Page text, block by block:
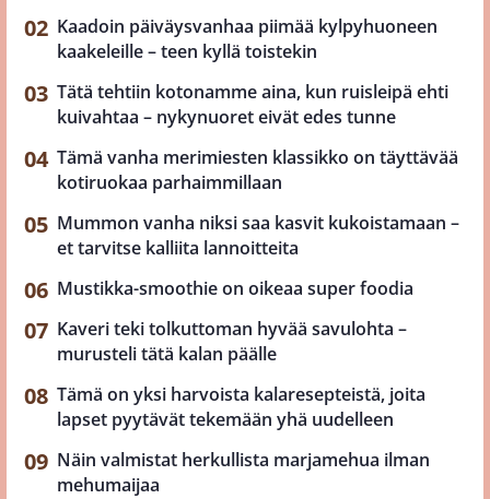
Kaadoin päiväysvanhaa piimää kylpyhuoneen
kaakeleille – teen kyllä toistekin
Tätä tehtiin kotonamme aina, kun ruisleipä ehti
kuivahtaa – nykynuoret eivät edes tunne
Tämä vanha merimiesten klassikko on täyttävää
kotiruokaa parhaimmillaan
Mummon vanha niksi saa kasvit kukoistamaan –
et tarvitse kalliita lannoitteita
Mustikka-smoothie on oikeaa super foodia
Kaveri teki tolkuttoman hyvää savulohta –
murusteli tätä kalan päälle
Tämä on yksi harvoista kalaresepteistä, joita
lapset pyytävät tekemään yhä uudelleen
Näin valmistat herkullista marjamehua ilman
mehumaijaa